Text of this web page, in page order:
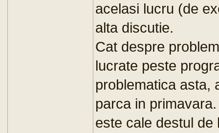
acelasi lucru (de
alta discutie.
Cat despre
lucrate peste
problematica asta,
parca in
este cale destul de